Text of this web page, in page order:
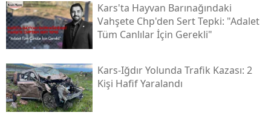
Kars'ta Hayvan Barınağındaki
Vahşete Chp'den Sert Tepki: "adalet
Tüm Canlılar İçin Gerekli"
Kars-Iğdır Yolunda Trafik Kazası: 2
Kişi Hafif Yaralandı